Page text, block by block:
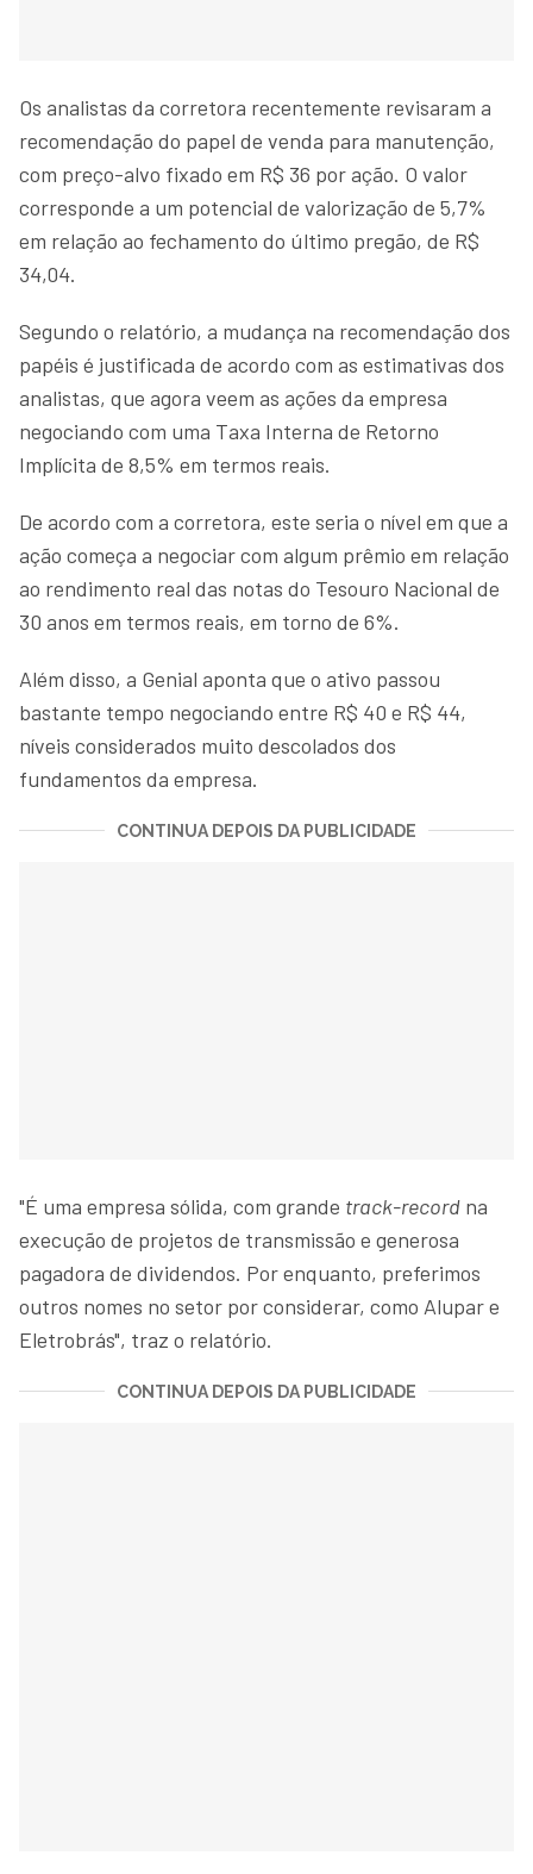
Os analistas da corretora recentemente revisaram a
recomendação do papel de venda para manutenção,
com preço-alvo fixado em R$ 36 por ação. O valor
corresponde a um potencial de valorização de 5,7%
em relação ao fechamento do último pregão, de R$
34,04.
Segundo o relatório, a mudança na recomendação dos
papéis é justificada de acordo com as estimativas dos
analistas, que agora veem as ações da empresa
negociando com uma Taxa Interna de Retorno
Implícita de 8,5% em termos reais.
De acordo com a corretora, este seria o nível em que a
ação começa a negociar com algum prêmio em relação
ao rendimento real das notas do Tesouro Nacional de
30 anos em termos reais, em torno de 6%.
Além disso, a Genial aponta que o ativo passou
bastante tempo negociando entre R$ 40 e R$ 44,
níveis considerados muito descolados dos
fundamentos da empresa.
CONTINUA DEPOIS DA PUBLICIDADE
"É uma empresa sólida, com grande track-record na
execução de projetos de transmissão e generosa
pagadora de dividendos. Por enquanto, preferimos
outros nomes no setor por considerar, como Alupar e
Eletrobrás", traz o relatório.
CONTINUA DEPOIS DA PUBLICIDADE